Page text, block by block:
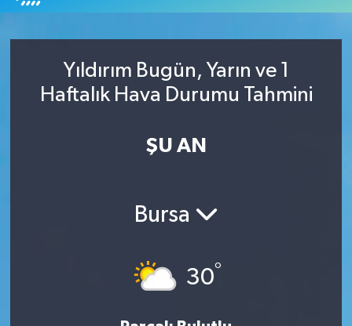
Yıldırım Bugün, Yarın ve 1
Haftalık Hava Durumu Tahmini
ŞU AN
Bursa
30°
Ekonomi
Eskişehir
Son Dakika Haberleri
Haber Arşivi